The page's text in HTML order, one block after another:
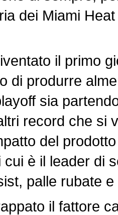
dei Miami
il primo
di produrre
sia
record che si
del
è il leader di
palle rubate
il fattore